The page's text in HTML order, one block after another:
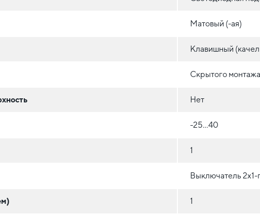
Матовый (-ая)
Клавишный
Скрытого
Нет
-25...40
1
Выключатель
1